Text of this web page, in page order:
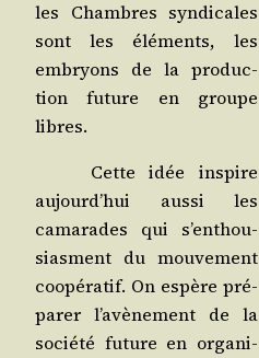
les Chambres syn­di­cales
sont les élé­ments, les
embryons de la pro­duc­
tion future en groupe
libres.
Cette idée ins­pire
aujourd’­hui aus­si les
cama­rades qui s’en­thou­
siasment du mou­ve­ment
coopé­ra­tif. On espère pré­
pa­rer l’a­vè­ne­ment de la
socié­té future en orga­ni­